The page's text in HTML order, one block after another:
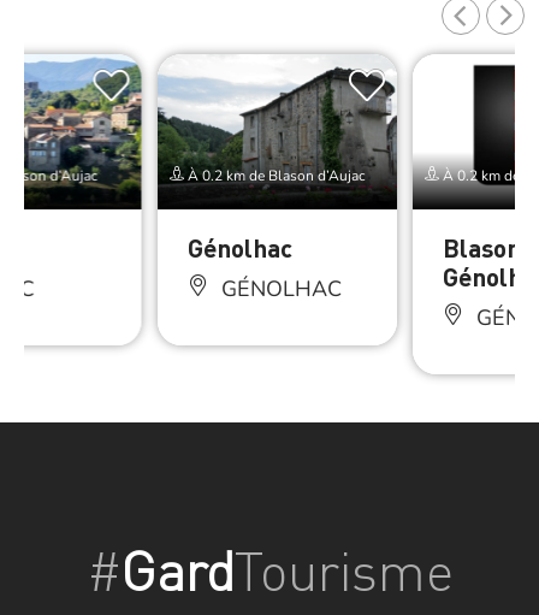
d’Aujac À 0.2 km de Blason d’Aujac
Génolhac
GÉNOLHAC
À 0.2 km de
Blason
#GardTourisme